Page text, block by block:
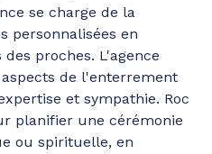
se charge de la
personnalisées en
proches. L'agence
de l'enterrement
et sympathie. Roc
planifier une cérémonie
ou spirituelle, en